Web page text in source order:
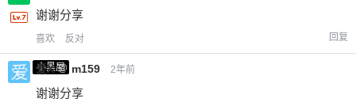
谢谢分享
喜欢 反对 回复
小黑屋
爱X @ m159 2年前
谢谢分享